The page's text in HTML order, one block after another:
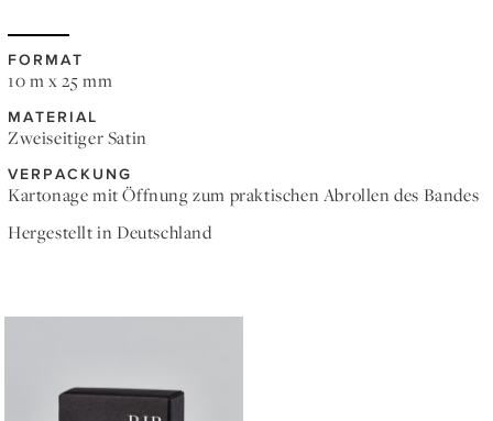
FORMAT
10 m x 25 mm
MATERIAL
Zweiseitiger Satin
VERPACKUNG
Kartonage mit Öffnung zum praktischen Abrollen des Bandes
Hergestellt in Deutschland